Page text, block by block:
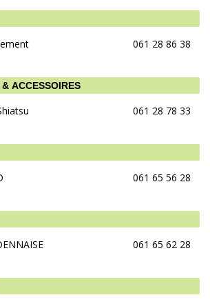
061 28 86 38
ACCESSOIRES
061 28 78 33
061 65 56 28
061 65 62 28